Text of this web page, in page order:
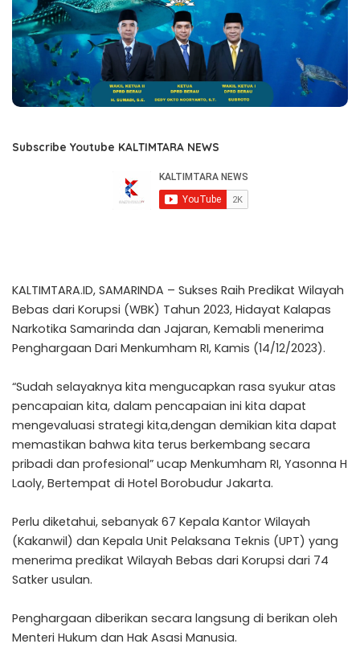
Subscribe Youtube KALTIMTARA NEWS
KALTIMTARA.ID, SAMARINDA – Sukses Raih Predikat Wilayah
Bebas dari Korupsi (WBK) Tahun 2023, Hidayat Kalapas
Narkotika Samarinda dan Jajaran, Kemabli menerima
Penghargaan Dari Menkumham RI, Kamis (14/12/2023).
“Sudah selayaknya kita mengucapkan rasa syukur atas
pencapaian kita, dalam pencapaian ini kita dapat
mengevaluasi strategi kita,dengan demikian kita dapat
memastikan bahwa kita terus berkembang secara
pribadi dan profesional” ucap Menkumham RI, Yasonna H
Laoly, Bertempat di Hotel Borobudur Jakarta.
Perlu diketahui, sebanyak 67 Kepala Kantor Wilayah
(Kakanwil) dan Kepala Unit Pelaksana Teknis (UPT) yang
menerima predikat Wilayah Bebas dari Korupsi dari 74
Satker usulan.
Penghargaan diberikan secara langsung di berikan oleh
Menteri Hukum dan Hak Asasi Manusia.